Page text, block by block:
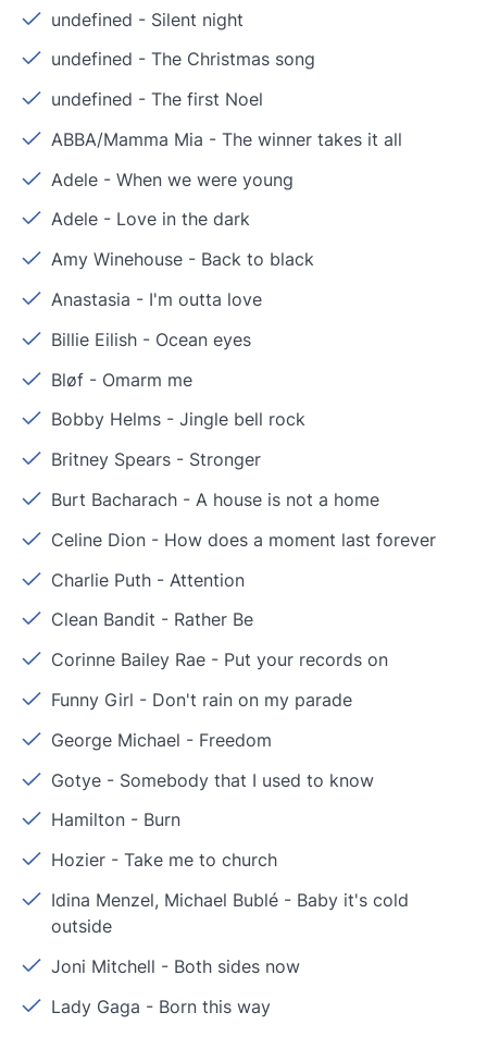
undefined - Silent night
undefined -The Christmas song
undefined -The first Noel
ABBA/Mamma Mia -The winner takes it all
Adele -When we were young
Adele - Love in the dark
Amy Winehouse - Back to black
Anastasia - I'm outta love
Billie Eilish - Ocean eyes
Bløf - Omarm me
Bobby Helms -Jingle bell rock
Britney Spears - Stronger
Burt Bacharach -A house is not a home
Celine Dion - How does a moment last forever
Charlie Puth - Attention
Clean Bandit - Rather Be
Corinne Bailey Rae - Put your records on
Funny Girl - Don't rain on my parade
George Michael - Freedom
Gotye - Somebody that I used to know
Hamilton - Burn
Hozier -Take me to church
Idina Menzel, Michael Bublé - Baby it's cold
outside
Joni Mitchell - Both sides now
Lady Gaga - Born this way